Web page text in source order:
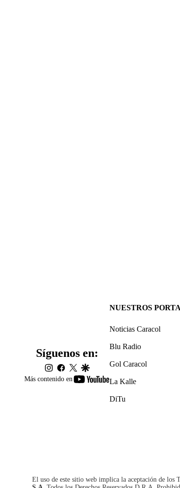
Más contenido en
youtube-
Síguenos en:
instagram
facebook
twittergoogle
NUESTROS
Noticias Caracol
Blu Radio
Gol Caracol
La Kalle
DiTu
El uso de este sitio web implica la aceptación de los